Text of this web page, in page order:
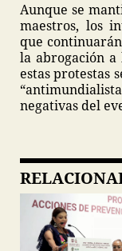
Aunque se
maestros, los
que
la abrogación a
estas protestas
negativas del